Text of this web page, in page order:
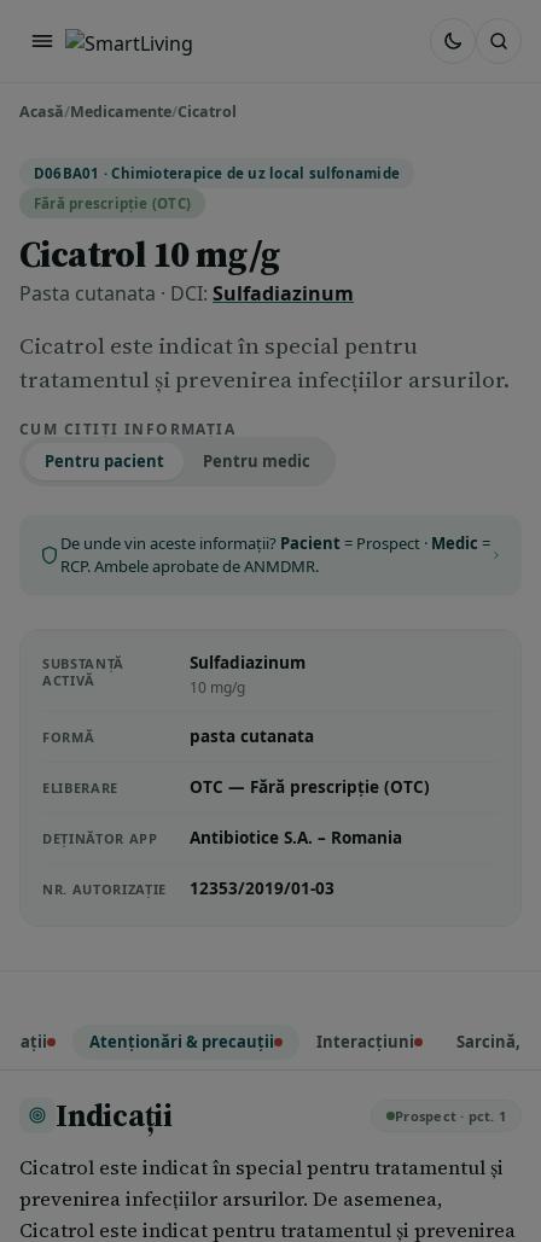
Acasă/Medicamente/Cicatrol
D06BA01 · Chimioterapice de uz local sulfonamide
Fără prescripție (OTC)
Cicatrol 10 mg/g
Pasta cutanata · DCI: Sulfadiazinum
Cicatrol este indicat în special pentru
tratamentul şi prevenirea infecţiilor arsurilor.
CUM CITIȚI INFORMAȚIA
Pentru pacient Pentru medic
De unde vin aceste informații? Pacient = Prospect · Medic =
RCP. Ambele aprobate de ANMDMR.
SUBSTANȚĂ
ACTIVĂ
Sulfadiazinum
10 mg/g
FORMĂ pasta cutanata
ELIBERARE OTC — Fără prescripție (OTC)
DEȚINĂTOR APP Antibiotice S.A. – Romania
NR. AUTORIZAȚIE 12353/2019/01-03
Atenționări & precauții Interacțiuni Sarcină,
Indicații Prospect · pct. 1
Cicatrol este indicat în special pentru tratamentul şi
prevenirea infecţiilor arsurilor. De asemenea,
Cicatrol este indicat pentru tratamentul şi prevenirea